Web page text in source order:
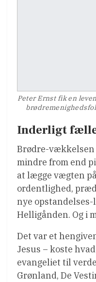
Peter Ernst fik en
Inderligt
Brødre-
mindre from end
at lægge vægten
ordentlighed,
nye
Helligånden. Og i
Det var et
Jesus – koste
evangeliet til
Grønland, De